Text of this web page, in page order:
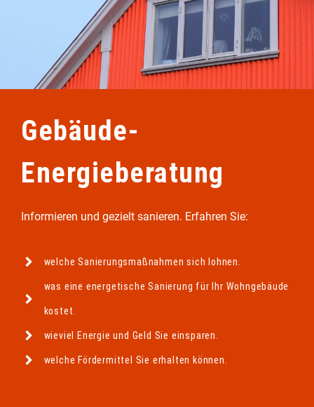
Gebäude-
Energieberatung
Informieren und gezielt sanieren. Erfahren Sie:
welche Sanierungsmaßnahmen sich lohnen.
was eine energetische Sanierung für Ihr Wohngebäude
kostet.
wieviel Energie und Geld Sie einsparen.
welche Fördermittel Sie erhalten können.